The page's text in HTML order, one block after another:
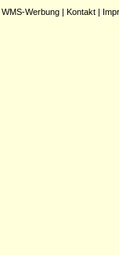
WMS-Werbung | Kontakt |